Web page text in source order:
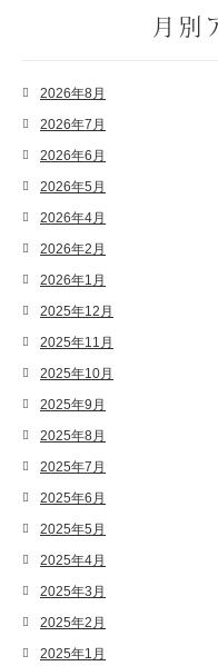
月別
2026年8月
2026年7月
2026年6月
2026年5月
2026年4月
2026年2月
2026年1月
2025年12月
2025年11月
2025年10月
2025年9月
2025年8月
2025年7月
2025年6月
2025年5月
2025年4月
2025年3月
2025年2月
2025年1月